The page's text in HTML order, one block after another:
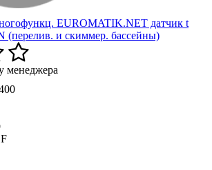
EUROMATIK.NET датчик t
(перелив. и скиммер. бассейны)
менеджера